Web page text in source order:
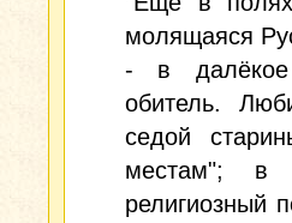
молящаяся
- в далёкое
обитель.
седой
местам"; в
религиозный